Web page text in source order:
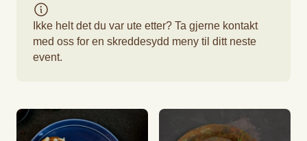
Ikke helt det du var ute etter? Ta gjerne kontakt
med oss for en skreddesydd meny til ditt neste
event.